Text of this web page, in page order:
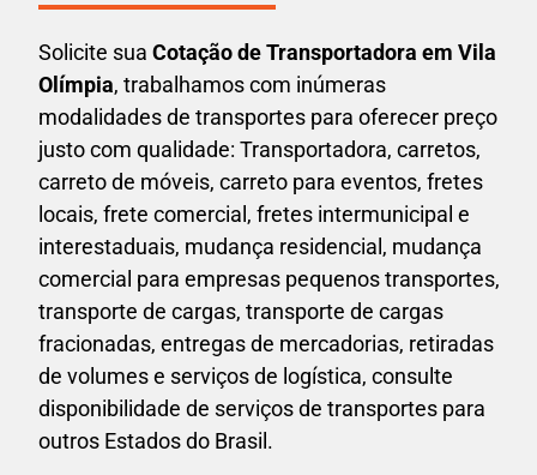
Solicite sua Cotação de Transportadora em Vila
Olímpia, trabalhamos com inúmeras
modalidades de transportes para oferecer preço
justo com qualidade: Transportadora, carretos,
carreto de móveis, carreto para eventos, fretes
locais, frete comercial, fretes intermunicipal e
interestaduais, mudança residencial, mudança
comercial para empresas pequenos transportes,
transporte de cargas, transporte de cargas
fracionadas, entregas de mercadorias, retiradas
de volumes e serviços de logística, consulte
disponibilidade de serviços de transportes para
outros Estados do Brasil.